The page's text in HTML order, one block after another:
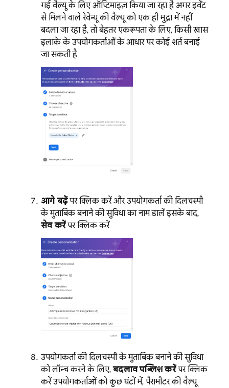
गई वैल्यू के लिए ऑप्टिमाइज़ किया जा रहा है. अगर इवेंट
से मिलने वाले रेवेन्यू की वैल्यू को एक ही मुद्रा में नहीं
बदला जा रहा है, तो बेहतर एकरूपता के लिए, किसी खास
इलाके के उपयोगकर्ताओं के आधार पर कोई शर्त बनाई
जा सकती है.
आगे बढ़ेंपर क्लिक करें और उपयोगकर्ता की दिलचस्पी
के मुताबिक बनाने की सुविधा का नाम डालें. इसके बाद,
सेव करेंपर क्लिक करें.
उपयोगकर्ता की दिलचस्पी के मुताबिक बनाने की सुविधा
को लॉन्च करने के लिए,बदलाव पब्लिश करेंपर क्लिक
करें. उपयोगकर्ताओं को कुछ घंटों में, पैरामीटर की वैल्यू